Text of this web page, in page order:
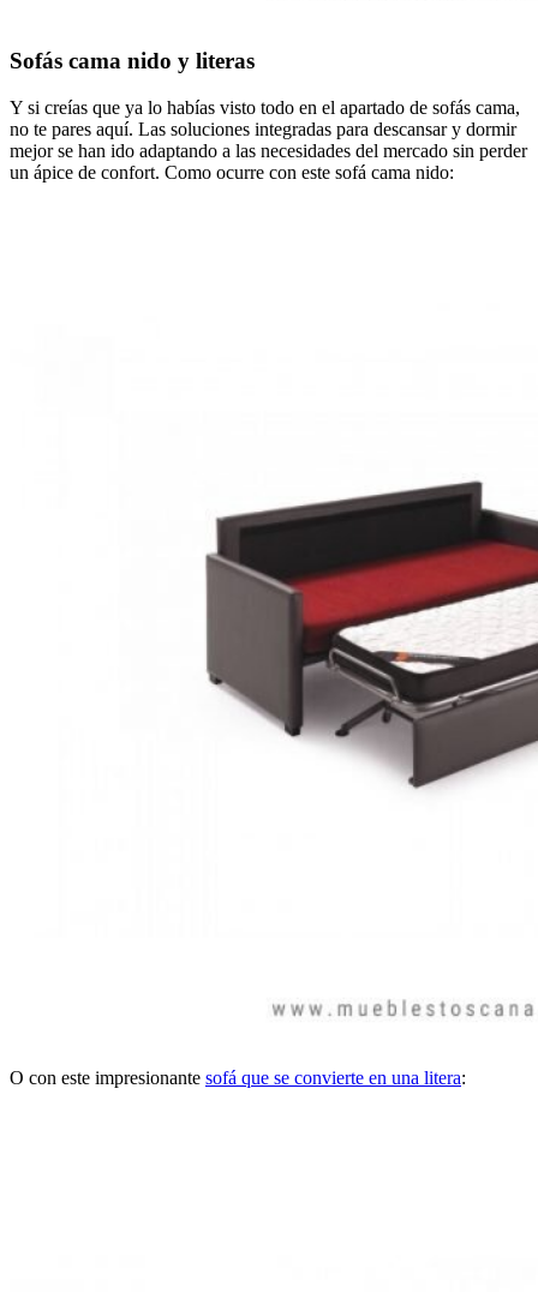
Sofás cama nido y literas
Y si creías que ya lo habías visto todo en el apartado de sofás cama,
no te pares aquí. Las soluciones integradas para descansar y dormir
mejor se han ido adaptando a las necesidades del mercado sin perder
un ápice de confort. Como ocurre con este sofá cama nido:
O con este impresionante sofá que se convierte en una litera: